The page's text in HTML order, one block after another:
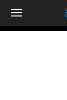
RallyandRaces.com